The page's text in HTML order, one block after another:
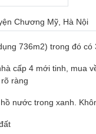
Chương Mỹ, Hà Nội
736m2) trong đó
cấp 4 mới tinh, mua
ràng
nước trong xanh.